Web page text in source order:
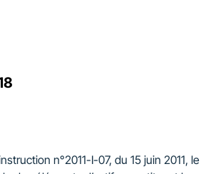
n°2011-I-07, du 15 juin